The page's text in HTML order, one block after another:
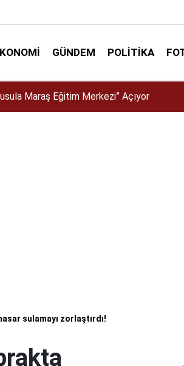
GÜNDEM POLITIKA
Birliği!
sulamayı zorlaştırdı!